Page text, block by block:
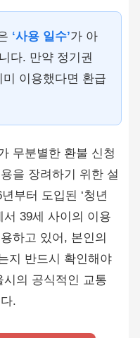
‘사용 일수’가 아
다. 만약 정기권
이용했다면 환급
무분별한 환불 신청
을 장려하기 위한 설
부터 도입된 ‘청년
서 39세 사이의 이용
하고 있어, 본인의
지 반드시 확인해야
의 공식적인 교통
.